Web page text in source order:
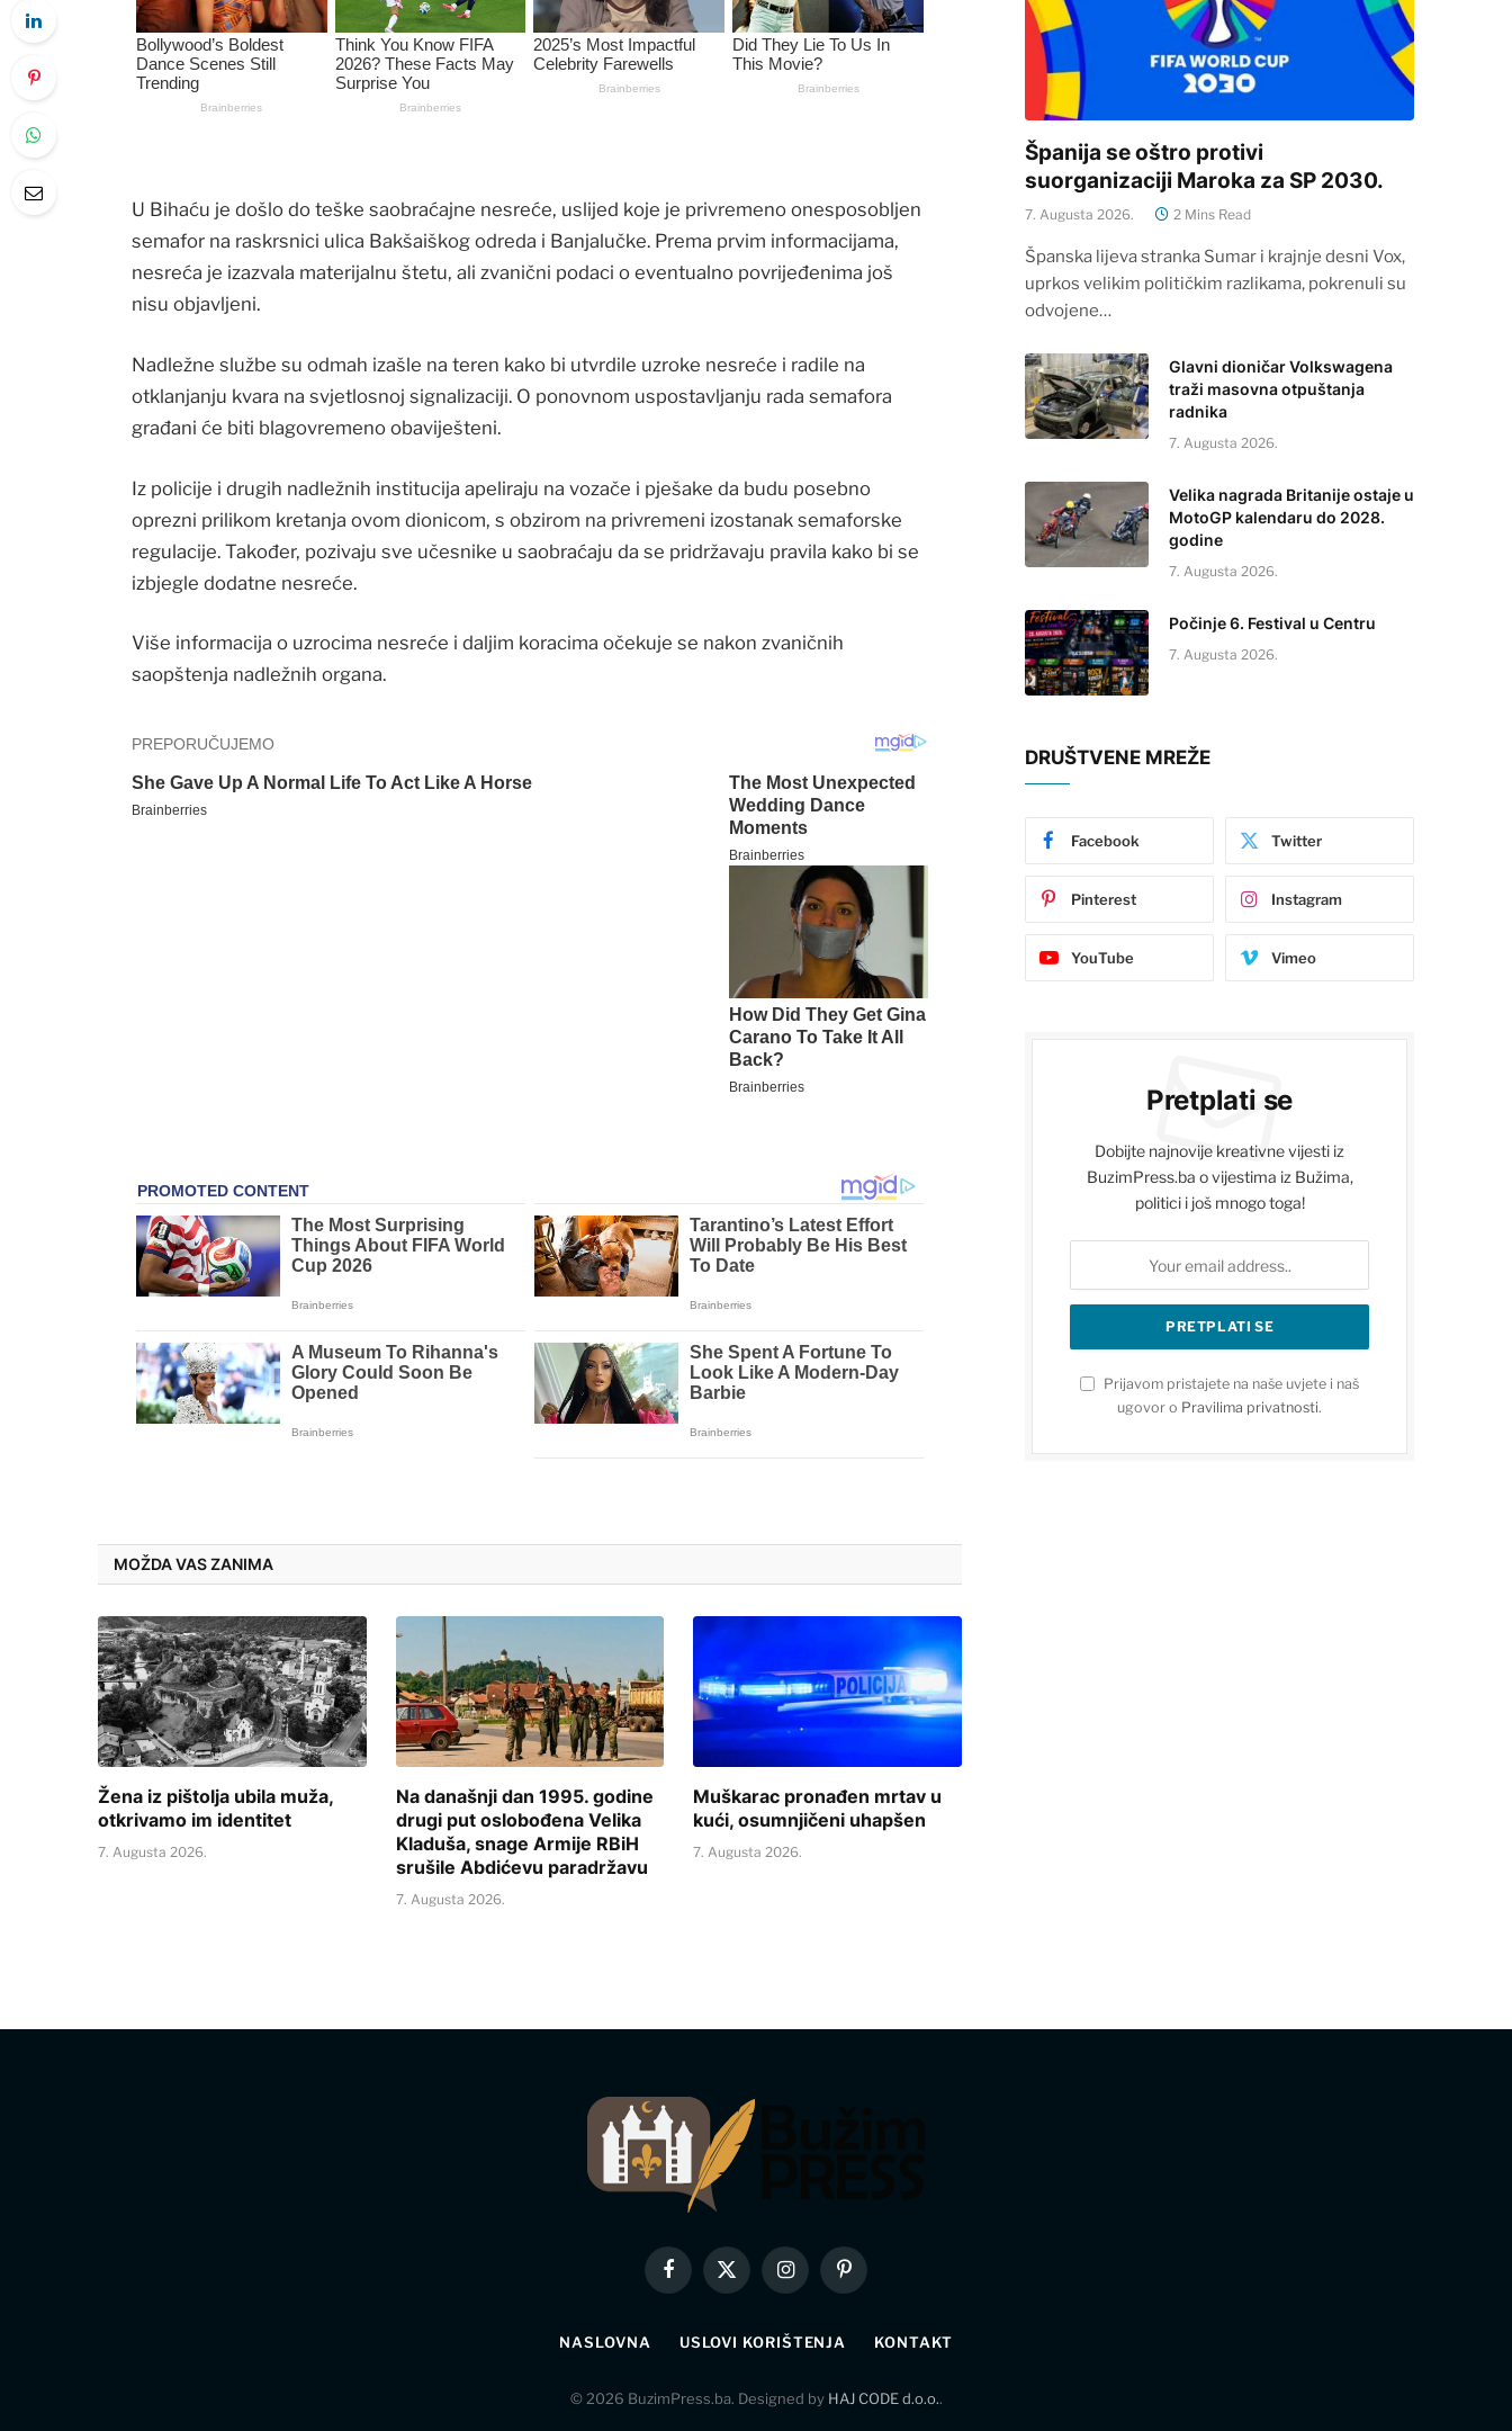
U Bihaću je došlo do teške saobraćajne nesreće, uslijed koje je privremeno onesposobljen
semafor na raskrsnici ulica Bakšaiškog odreda i Banjalučke. Prema prvim informacijama,
nesreća je izazvala materijalnu štetu, ali zvanični podaci o eventualno povrijeđenima još
nisu objavljeni.
Nadležne službe su odmah izašle na teren kako bi utvrdile uzroke nesreće i radile na
otklanjanju kvara na svjetlosnoj signalizaciji. O ponovnom uspostavljanju rada semafora
građani će biti blagovremeno obaviješteni.
Iz policije i drugih nadležnih institucija apeliraju na vozače i pješake da budu posebno
oprezni prilikom kretanja ovom dionicom, s obzirom na privremeni izostanak semaforske
regulacije. Također, pozivaju sve učesnike u saobraćaju da se pridržavaju pravila kako bi se
izbjegle dodatne nesreće.
Više informacija o uzrocima nesreće i daljim koracima očekuje se nakon zvaničnih
saopštenja nadležnih organa.
MOŽDA VAS ZANIMA
Žena iz pištolja ubila muža,
otkrivamo im identitet
7. Augusta 2026.
Na današnji dan 1995. godine
drugi put oslobođena Velika
Kladuša, snage Armije RBiH
srušile Abdićevu paradržavu
7. Augusta 2026.
Muškarac pronađen mrtav u
kući, osumnjičeni uhapšen
7. Augusta 2026.
Španija se oštro protivi
suorganizaciji Maroka za SP 2030.
7. Augusta 2026. 2 Mins Read
Španska lijeva stranka Sumar i krajnje desni Vox,
uprkos velikim političkim razlikama, pokrenuli su
odvojene…
Glavni dioničar Volkswagena
traži masovna otpuštanja
radnika
7. Augusta 2026.
Velika nagrada Britanije ostaje u
MotoGP kalendaru do 2028.
godine
7. Augusta 2026.
Počinje 6. Festival u Centru
7. Augusta 2026.
DRUŠTVENE MREŽE
Facebook Twitter
Pinterest Instagram
YouTube Vimeo
Pretplati se
Dobijte najnovije kreativne vijesti iz
BuzimPress.ba o vijestima iz Bužima,
politici i još mnogo toga!
Prijavom pristajete na naše uvjete i naš
ugovor o Pravilima privatnosti.
Facebook
X
(Twitter)
InstagramPinterest
NASLOVNA USLOVI KORIŠTENJA KONTAKT
© 2026 BuzimPress.ba. Designed by HAJ CODE d.o.o..